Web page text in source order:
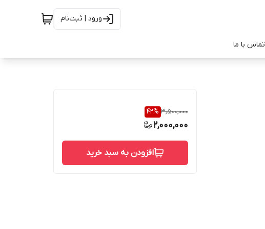
ورود | ثبت‌نام
تماس با ما
3,500,000
42%
2,000,000
افزودن به سبد خرید